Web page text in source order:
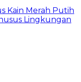
Kain Merah Putih
Lingkungan